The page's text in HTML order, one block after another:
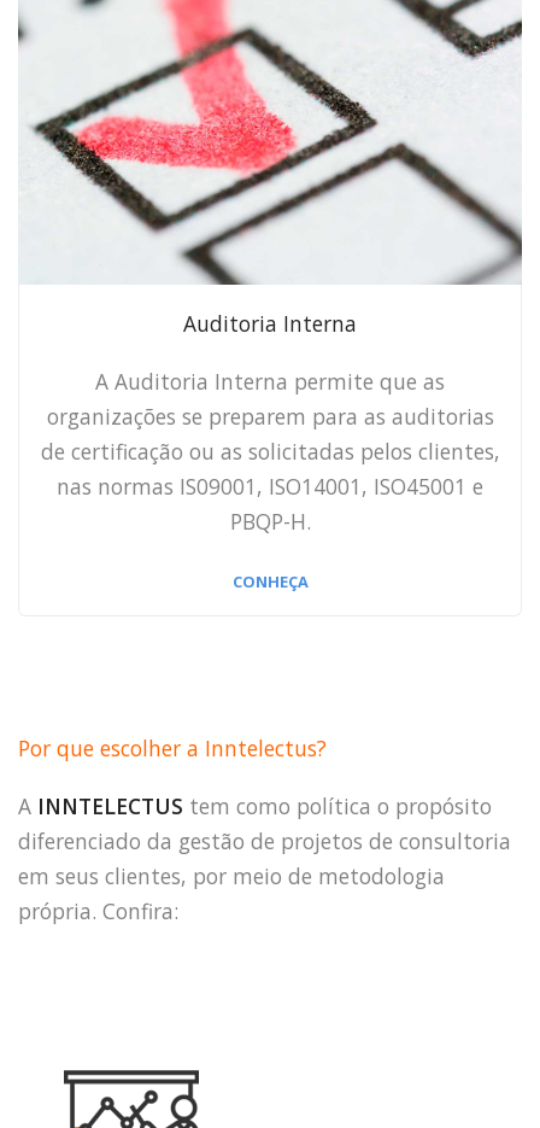
Auditoria Interna
A Auditoria Interna permite que as
organizações se preparem para as auditorias
de certificação ou as solicitadas pelos clientes,
nas normas IS09001, ISO14001, ISO45001 e
PBQP-H.
CONHEÇA
Por que escolher a Inntelectus?
A INNTELECTUS tem como política o propósito
diferenciado da gestão de projetos de consultoria
em seus clientes, por meio de metodologia
própria. Confira: